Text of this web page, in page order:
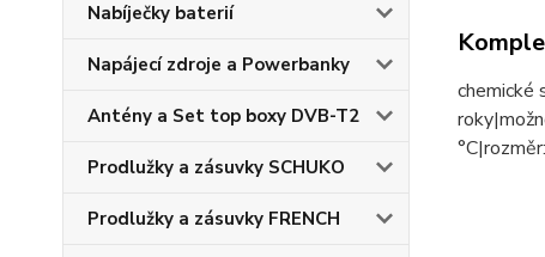
Nabíječky baterií
Napájecí zdroje a Powerbanky
Antény a Set top boxy DVB-T2
Prodlužky a zásuvky SCHUKO
Prodlužky a zásuvky FRENCH
chemické